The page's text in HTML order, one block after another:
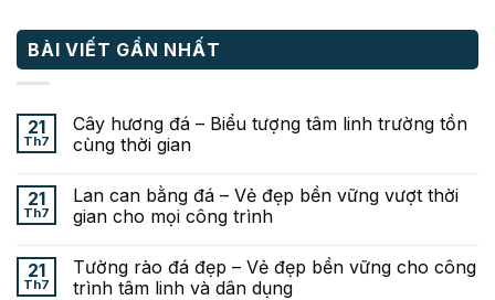
BÀI VIẾT GẦN NHẤT
21
Th7
Cây hương đá – Biểu tượng tâm linh trường tồn
cùng thời gian
21
Th7
Lan can bằng đá – Vẻ đẹp bền vững vượt thời
gian cho mọi công trình
21
Th7
Tường rào đá đẹp – Vẻ đẹp bền vững cho công
trình tâm linh và dân dụng